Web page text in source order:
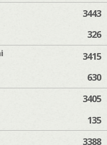
3443
326
3415
630
3405
135
3388